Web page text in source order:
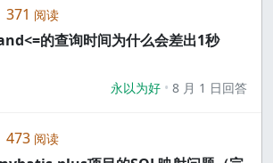
371 阅读
的查询时间为什么会差出1秒
永以为好 8 月 1 日回答
473 阅读